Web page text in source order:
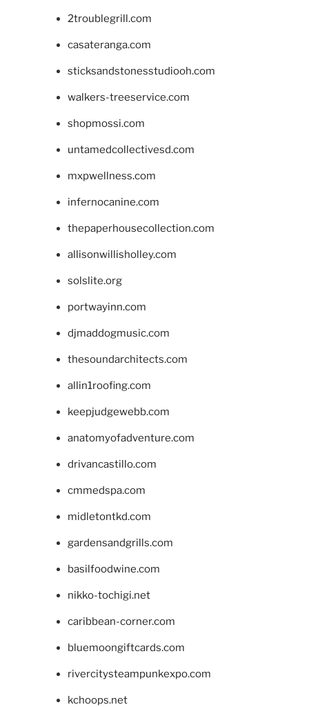
2troublegrill.com
casateranga.com
sticksandstonesstudiooh.com
walkers-treeservice.com
shopmossi.com
untamedcollectivesd.com
mxpwellness.com
infernocanine.com
thepaperhousecollection.com
allisonwillisholley.com
solslite.org
portwayinn.com
djmaddogmusic.com
thesoundarchitects.com
allin1roofing.com
keepjudgewebb.com
anatomyofadventure.com
drivancastillo.com
cmmedspa.com
midletontkd.com
gardensandgrills.com
basilfoodwine.com
nikko-tochigi.net
caribbean-corner.com
bluemoongiftcards.com
rivercitysteampunkexpo.com
kchoops.net